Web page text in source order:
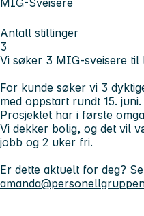
Antall stillinger
3
Vi søker 3 MIG-sveisere til
For kunde søker vi 3
med oppstart rundt 15. juni.
Prosjektet har i første
Vi dekker bolig, og det vil
jobb og 2 uker fri.
Er dette aktuelt for deg?